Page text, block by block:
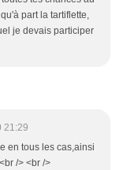
part la tartiflette,
je devais participer
21:29
en tous les cas,ainsi
/> <br />